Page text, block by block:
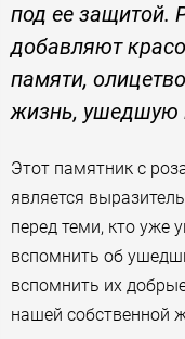
под ее защитой.
добавляют
памяти,
жизнь, ушедшую
Этот памятник с
является
перед теми, кто уже
вспомнить об
вспомнить их
нашей собственной